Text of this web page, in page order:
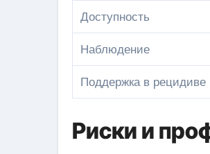
Доступность
Наблюдение
Поддержка в рецидиве
Риски и